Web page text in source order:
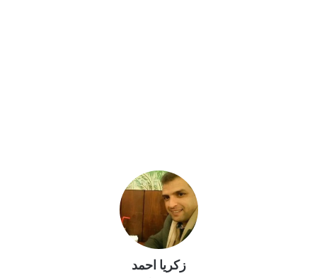
زكريا احمد